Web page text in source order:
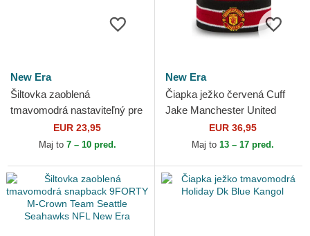
New Era
Šiltovka zaoblená
tmavomodrá nastaviteľný pre
deti 9FORTY The League
Seattle Seahawks NFL New
EUR 23,95
Maj to 7 – 10 pred.
New Era
Čiapka ježko červená Cuff
Jake Manchester United
Football Club Premier League
New Era
EUR 36,95
Maj to 13 – 17 pred.